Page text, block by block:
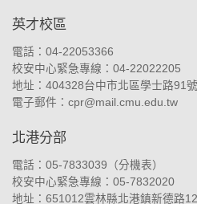
英才校區
電話：04-22053366
校安中心緊急專線：04-22022205
地址： 404328台中市北區學士路91號
電子郵件： cpr@mail.cmu.edu.tw
北港分部
電話：05-7833039（分機表）
校安中心緊急專線：05-7832020
地址： 651012雲林縣北港鎮新德路